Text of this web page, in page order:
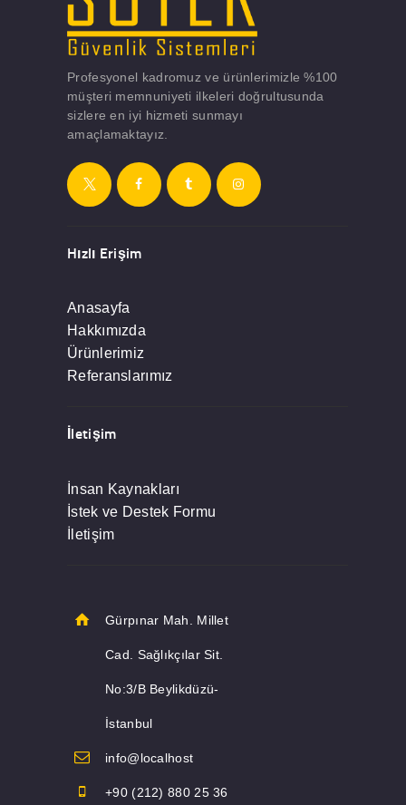
Profesyonel kadromuz ve ürünlerimizle %100
müşteri memnuniyeti ilkeleri doğrultusunda
sizlere en iyi hizmeti sunmayı
amaçlamaktayız.
Hızlı Erişim
Anasayfa
Hakkımızda
Ürünlerimiz
Referanslarımız
İletişim
İnsan Kaynakları
İstek ve Destek Formu
İletişim
Gürpınar Mah. Millet
Cad. Sağlıkçılar Sit.
No:3/B Beylikdüzü-
İstanbul
info@localhost
+90 (212) 880 25 36